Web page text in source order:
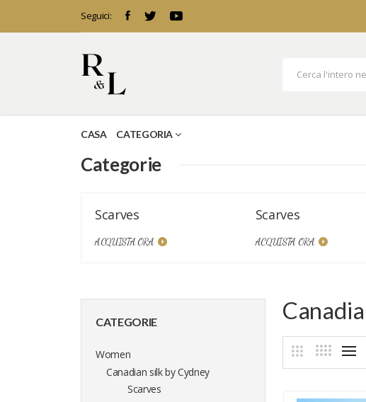
Seguici:
CASA CATEGORIA
Categorie
Scarves
ACQUISTA ORA
Scarves
ACQUISTA ORA
CATEGORIE
Women
Canadian silk by Cydney
Scarves